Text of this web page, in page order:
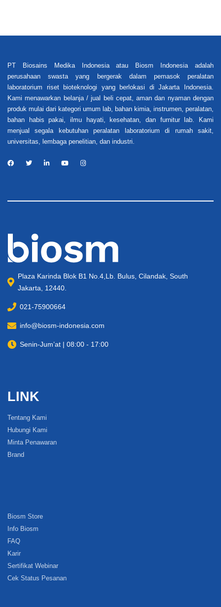
PT Biosains Medika Indonesia atau Biosm Indonesia adalah
perusahaan swasta yang bergerak dalam pemasok peralatan
laboratorium riset bioteknologi yang berlokasi di Jakarta Indonesia.
Kami menawarkan belanja / jual beli cepat, aman dan nyaman dengan
produk mulai dari kategori umum lab, bahan kimia, instrumen, peralatan,
bahan habis pakai, ilmu hayati, kesehatan, dan furnitur lab. Kami
menjual segala kebutuhan peralatan laboratorium di rumah sakit,
universitas, lembaga penelitian, dan industri.
Plaza Karinda Blok B1 No.4,Lb. Bulus, Cilandak, South
Jakarta, 12440.
021-75900664
info@biosm-indonesia.com
Senin-Jum’at | 08:00 - 17:00
LINK
Tentang Kami
Hubungi Kami
Minta Penawaran
Brand
Biosm Store
Info Biosm
FAQ
Karir
Sertifikat Webinar
Cek Status Pesanan